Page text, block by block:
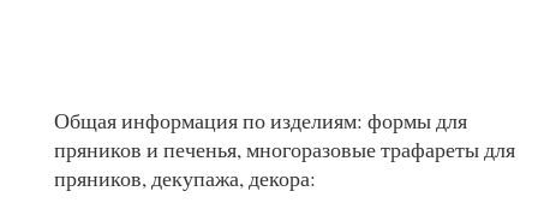
Общая информация по изделиям: формы для
пряников и печенья, многоразовые трафареты для
пряников, декупажа, декора: